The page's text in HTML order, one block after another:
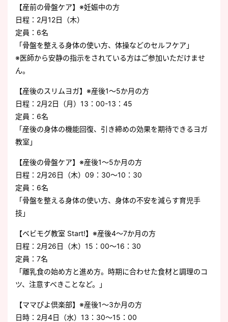
【産前の骨盤ケア】※妊娠中の方
日程：2月12日（木）
定員：6名
「骨盤を整える身体の使い方、体操などのセルフケア」
※医師から安静の指示をされている方はご参加いただけませ
ん。
【産後のスリムヨガ】※産後1～5か月の方
日程：2月2日（月）13：00-13：45
定員：6名
「産後の身体の機能回復、引き締めの効果を期待できるヨガ
教室」
【産後の骨盤ケア】※産後1～5か月の方
日程：2月26日（木）09：30～10：30
定員：6名
「骨盤を整える身体の使い方、身体の不安を減らす育児手
技」
【ベビモグ教室 Start!】※産後4～7か月の方
日程：2月26日（木）15：00～16：30
定員：7名
「離乳食の始め方と進め方。時期に合わせた食材と調理のコ
ツ、注意すべきことなど。」
【ママぴよ倶楽部】※産後1～3か月の方
日時：2月4日（水）13：30～15：00